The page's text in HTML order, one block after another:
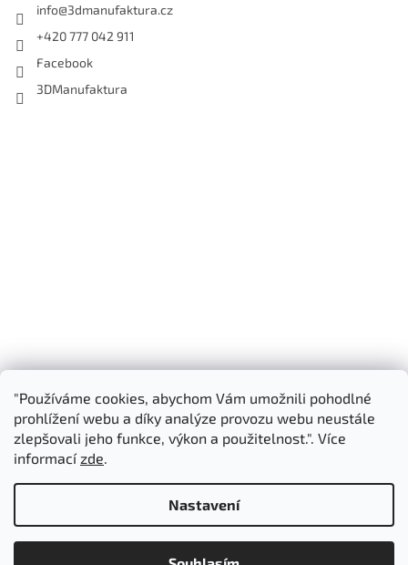
"Používáme cookies, abychom Vám umožnili pohodlné
prohlížení webu a díky analýze provozu webu neustále
zlepšovali jeho funkce, výkon a použitelnost.". Více
informacízde.
Nastavení
info@3dmanufaktura.cz
+420 777 042 911
Facebook
3DManufaktura
Shoptet.cz 3D Manufaktura s.r.o.